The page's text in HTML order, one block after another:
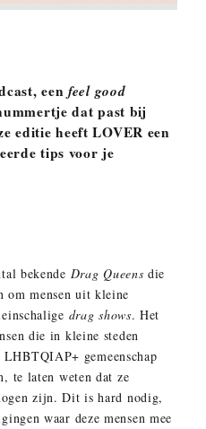
een feel good
dat past bij
editie heeft LOVER een
tips voor je
bekende Drag Queens die
om mensen uit kleine
drag shows. Het
die in kleine steden
gemeenschap
te laten weten dat ze
zijn. Dit is hard nodig,
waar deze mensen mee